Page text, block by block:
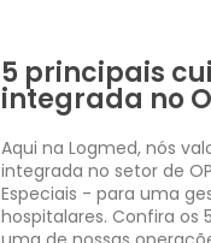
5 principais
integrada no
Aqui na Logmed, nós
integrada no setor de
Especiais - para uma
hospitalares. Confira os